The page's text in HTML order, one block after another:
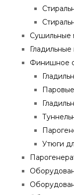
Сушильные
Финишное
Утюги